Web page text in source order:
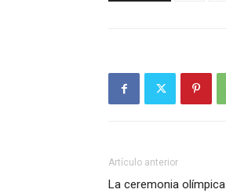
Artículo anterior
La ceremonia